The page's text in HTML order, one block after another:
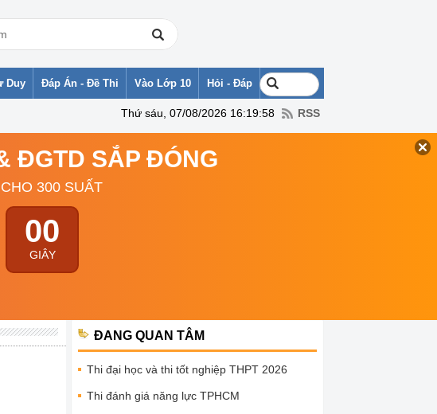
Duy Đáp Án - Đề Thi Vào Lớp 10 Hỏi - Đáp
Thứ sáu, 07/08/2026 16:19:58 RSS
ĐGTD SẮP ĐÓNG
300 SUẤT
59
GIÂY
ĐANG QUAN TÂM
Thi đại học và thi tốt nghiệp THPT 2026
Thi đánh giá năng lực TPHCM